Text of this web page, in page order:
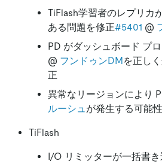
TiFlash学習者のレプリカ
ある問題を修正#5401 @
PD がダッシュボード プ
@ フンドゥンDMを正し
正
異常なリージョンにより
ルーシュが発生する可能
TiFlash
I/O リミッターが一括書